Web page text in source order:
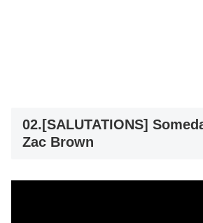
02.[SALUTATIONS]
Zac Brown